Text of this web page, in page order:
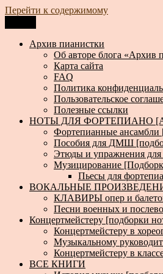
Перейти к содержимому
Архив пианистки
Всё для пианистов: ноты, книги,
Архив пианистки
Об авторе блога «Архив
Карта сайта
FAQ
Политика
Пользовательское
Полезные ссылки
НОТЫ ДЛЯ ФОРТЕПИАНО
Фортепианные ансамбли
Пособия для ДМШ
Этюды и упражнения для
Музицирование
Пьесы для
ВОКАЛЬНЫЕ
КЛАВИРЫ опер и
Песни военных и
Концертмейстеру [подборки
Концертмейстеру в
Музыкальному
Концертмейстеру в
ВСЕ КНИГИ